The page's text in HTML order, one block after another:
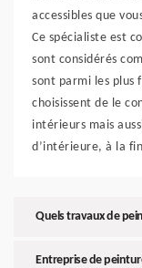
accessibles que
Ce spécialiste est
sont considérés
sont parmi les plus
choisissent de le
intérieurs mais
d’intérieure, à la
Quels travaux de
Entreprise de